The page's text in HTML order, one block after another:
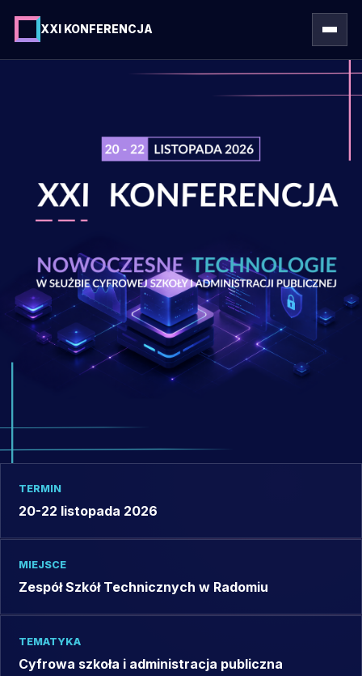
XXI KONFERENCJA
TERMIN
20-22 listopada 2026
MIEJSCE
Zespół Szkół Technicznych w Radomiu
TEMATYKA
Cyfrowa szkoła i administracja publiczna